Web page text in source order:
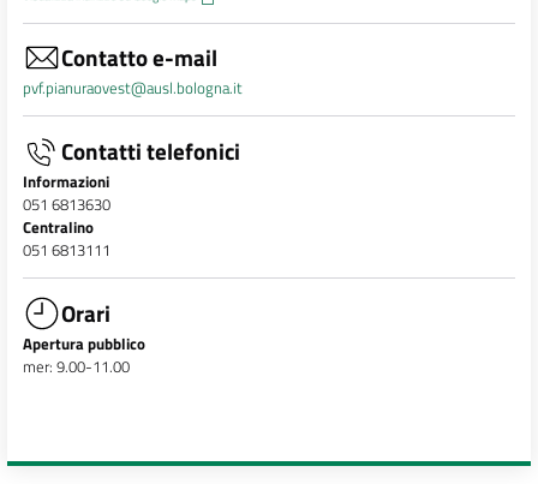
Contatto e-mail
pvf.pianuraovest@ausl.bologna.it
Contatti telefonici
Informazioni
051 6813630
Centralino
051 6813111
Orari
Apertura pubblico
mer: 9.00-11.00